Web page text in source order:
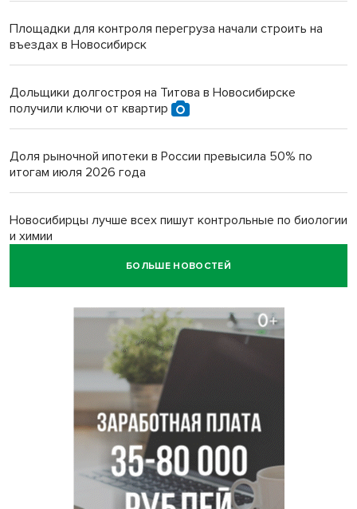
Площадки для контроля перегруза начали строить на
въездах в Новосибирск
Дольщики долгостроя на Титова в Новосибирске
получили ключи от квартир
Доля рыночной ипотеки в России превысила 50% по
итогам июля 2026 года
Новосибирцы лучше всех пишут контрольные по биологии
и химии
Нейросеть для диагностики депрессии в крови создали в
Двум бойцам СВО после минно-взрывной травмы
«оживили» нервы в Новосибирске
Персидский ковер «108 шахов» впервые вывезли из музея
Востока в Новосибирск
Актриса из Новосибирска Евгения Туркова сыграла мать
в сериале «Малой»
БОЛЬШЕ НОВОСТЕЙ